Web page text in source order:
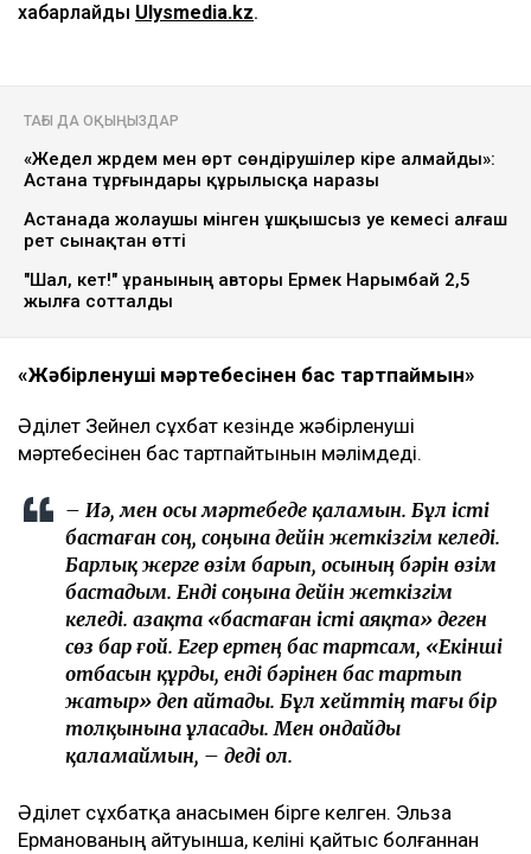
хабарлайды Ulysmedia.kz.
ТАҒЫ ДА ОҚЫҢЫЗДАР
«Жедел жәрдем мен өрт сөндірушілер кіре алмайды»:
Астана тұрғындары құрылысқа наразы
Астанада жолаушы мінген ұшқышсыз әуе кемесі алғаш
рет сынақтан өтті
"Шал, кет!" ұранының авторы Ермек Нарымбай 2,5
жылға сотталды
«Жәбірленуші мәртебесінен бас тартпаймын»
Әділет Зейнел сұхбат кезінде жәбірленуші
мәртебесінен бас тартпайтынын мәлімдеді.
– Иә, мен осы мәртебеде қаламын. Бұл істі
бастаған соң, соңына дейін жеткізгім келеді.
Барлық жерге өзім барып, осының бәрін өзім
бастадым. Енді соңына дейін жеткізгім
келеді. Қазақта «бастаған істі аяқта» деген
сөз бар ғой. Егер ертең бас тартсам, «Екінші
отбасын құрды, енді бәрінен бас тартып
жатыр» деп айтады. Бұл хейттің тағы бір
толқынына ұласады. Мен ондайды
қаламаймын, – деді ол.
Әділет сұхбатқа анасымен бірге келген. Эльза
Ерманованың айтуынша, келіні қайтыс болғаннан